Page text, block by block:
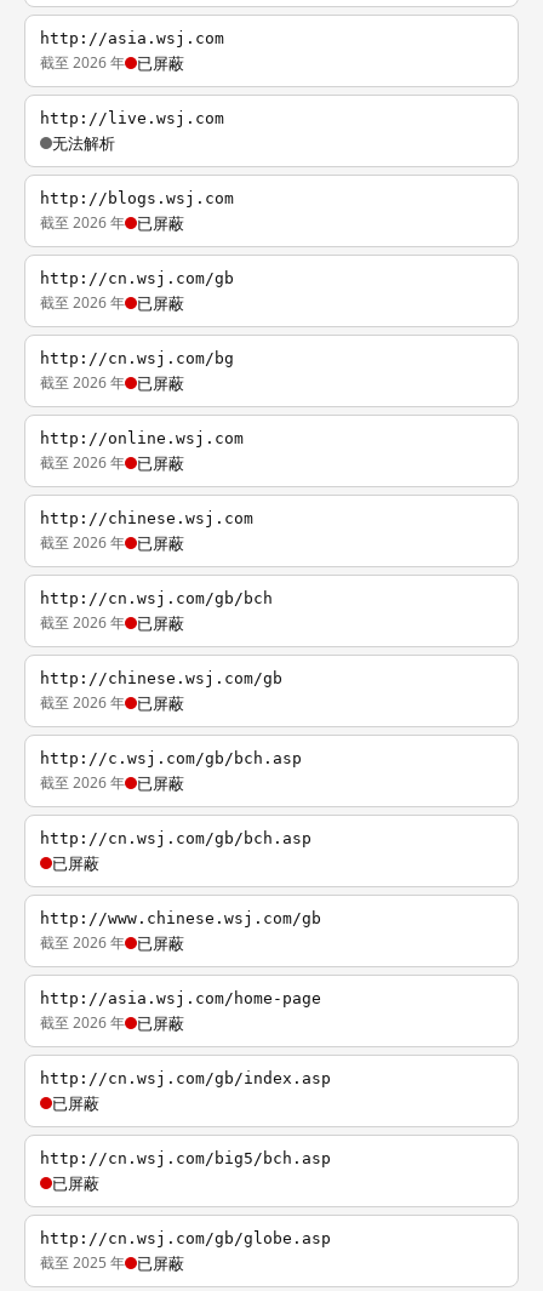
http://asia.wsj.com
截至 2026 年 已屏蔽
http://live.wsj.com
无法解析
http://blogs.wsj.com
截至 2026 年 已屏蔽
http://cn.wsj.com/gb
截至 2026 年 已屏蔽
http://cn.wsj.com/bg
截至 2026 年 已屏蔽
http://online.wsj.com
截至 2026 年 已屏蔽
http://chinese.wsj.com
截至 2026 年 已屏蔽
http://cn.wsj.com/gb/bch
截至 2026 年 已屏蔽
http://chinese.wsj.com/gb
截至 2026 年 已屏蔽
http://c.wsj.com/gb/bch.asp
截至 2026 年 已屏蔽
http://cn.wsj.com/gb/bch.asp
已屏蔽
http://www.chinese.wsj.com/gb
截至 2026 年 已屏蔽
http://asia.wsj.com/home-page
截至 2026 年 已屏蔽
http://cn.wsj.com/gb/index.asp
已屏蔽
http://cn.wsj.com/big5/bch.asp
已屏蔽
http://cn.wsj.com/gb/globe.asp
截至 2025 年 已屏蔽